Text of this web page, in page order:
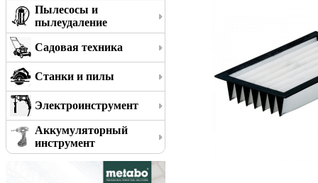
Пылесосы и
пылеудаление
Садовая техника
Станки и пилы
Электроинструмент
Аккумуляторный
инструмент